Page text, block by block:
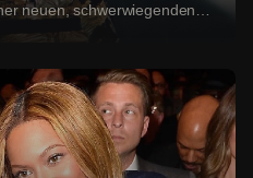
neuen, schwerwiegenden